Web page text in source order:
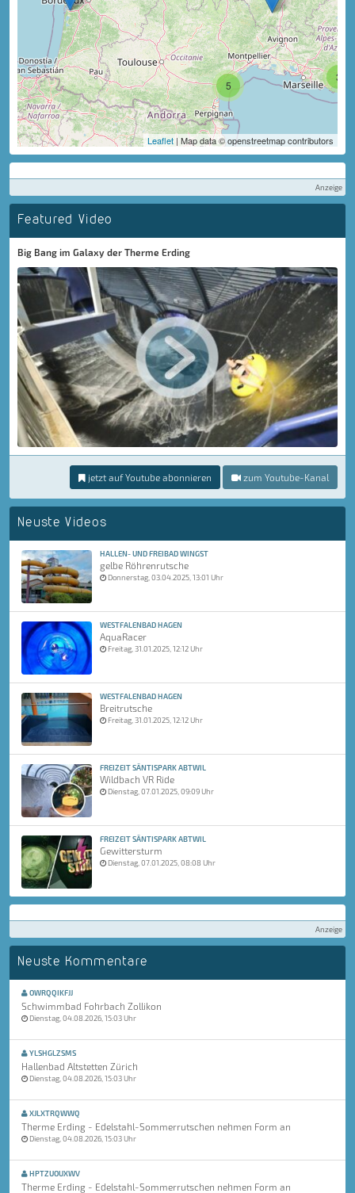
5
3
Leaflet| Map data © openstreetmap contributors
Anzeige
Featured Video
Big Bang im Galaxy der Therme Erding
jetzt auf Youtube abonnieren zum Youtube-Kanal
Neuste Videos
HALLEN- UND FREIBAD WINGST
gelbe Röhrenrutsche
Donnerstag, 03.04.2025, 13:01 Uhr
WESTFALENBAD HAGEN
AquaRacer
Freitag, 31.01.2025, 12:12 Uhr
WESTFALENBAD HAGEN
Breitrutsche
Freitag, 31.01.2025, 12:12 Uhr
FREIZEIT SÄNTISPARK ABTWIL
Wildbach VR Ride
Dienstag, 07.01.2025, 09:09 Uhr
FREIZEIT SÄNTISPARK ABTWIL
Gewittersturm
Dienstag, 07.01.2025, 08:08 Uhr
Anzeige
Neuste Kommentare
OWRQQIKFJJ
Schwimmbad Fohrbach Zollikon
Dienstag, 04.08.2026, 15:03 Uhr
YLSHGLZSMS
Hallenbad Altstetten Zürich
Dienstag, 04.08.2026, 15:03 Uhr
XJLXTRQWWQ
Therme Erding - Edelstahl-Sommerrutschen nehmen Form an
Dienstag, 04.08.2026, 15:03 Uhr
HPTZUOUXWV
Therme Erding - Edelstahl-Sommerrutschen nehmen Form an